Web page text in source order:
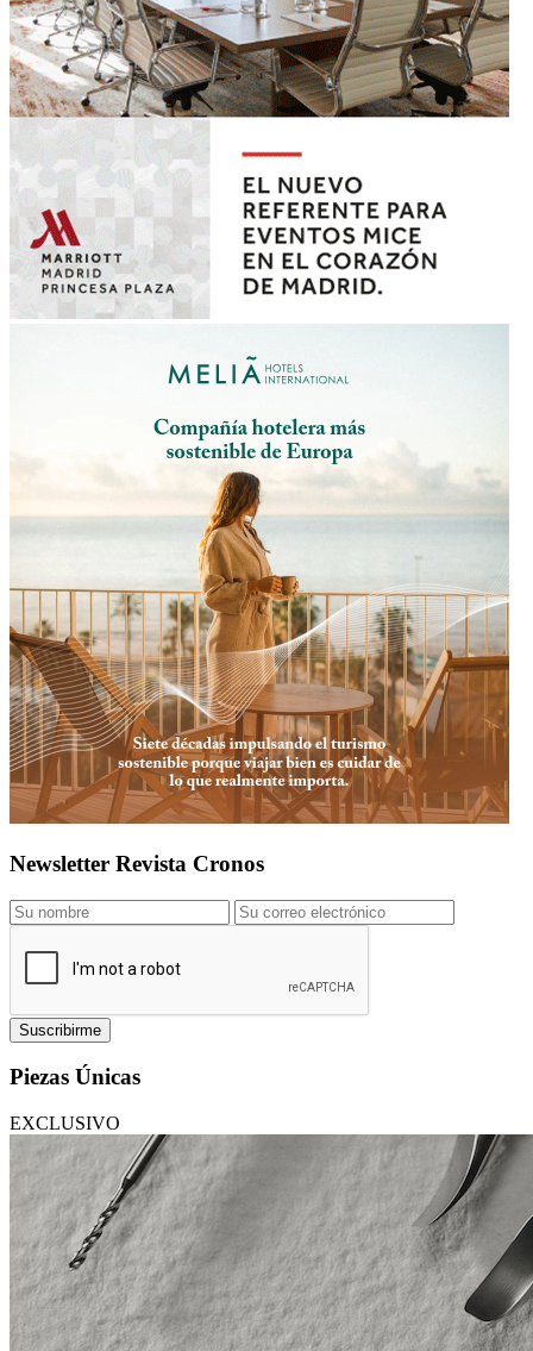
Newsletter Revista Cronos
Suscribirme
Piezas Únicas
EXCLUSIVO